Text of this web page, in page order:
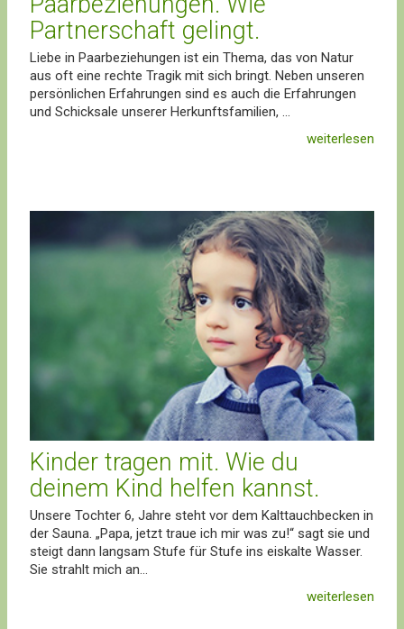
Partnerschaft gelingt.
Liebe in Paarbeziehungen ist ein Thema, das von Natur
aus oft eine rechte Tragik mit sich bringt. Neben unseren
persönlichen Erfahrungen sind es auch die Erfahrungen
und Schicksale unserer Herkunftsfamilien, ...
weiterlesen
Kinder tragen mit. Wie du
deinem Kind helfen kannst.
Unsere Tochter 6, Jahre steht vor dem Kalttauchbecken in
der Sauna. „Papa, jetzt traue ich mir was zu!“ sagt sie und
steigt dann langsam Stufe für Stufe ins eiskalte Wasser.
Sie strahlt mich an...
weiterlesen